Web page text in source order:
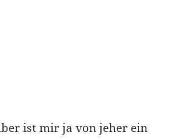
ist mir ja von jeher ein